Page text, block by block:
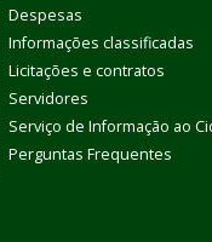
Despesas
Informações classificadas
Licitações e contratos
Servidores
Serviço de Informação ao
Perguntas Frequentes